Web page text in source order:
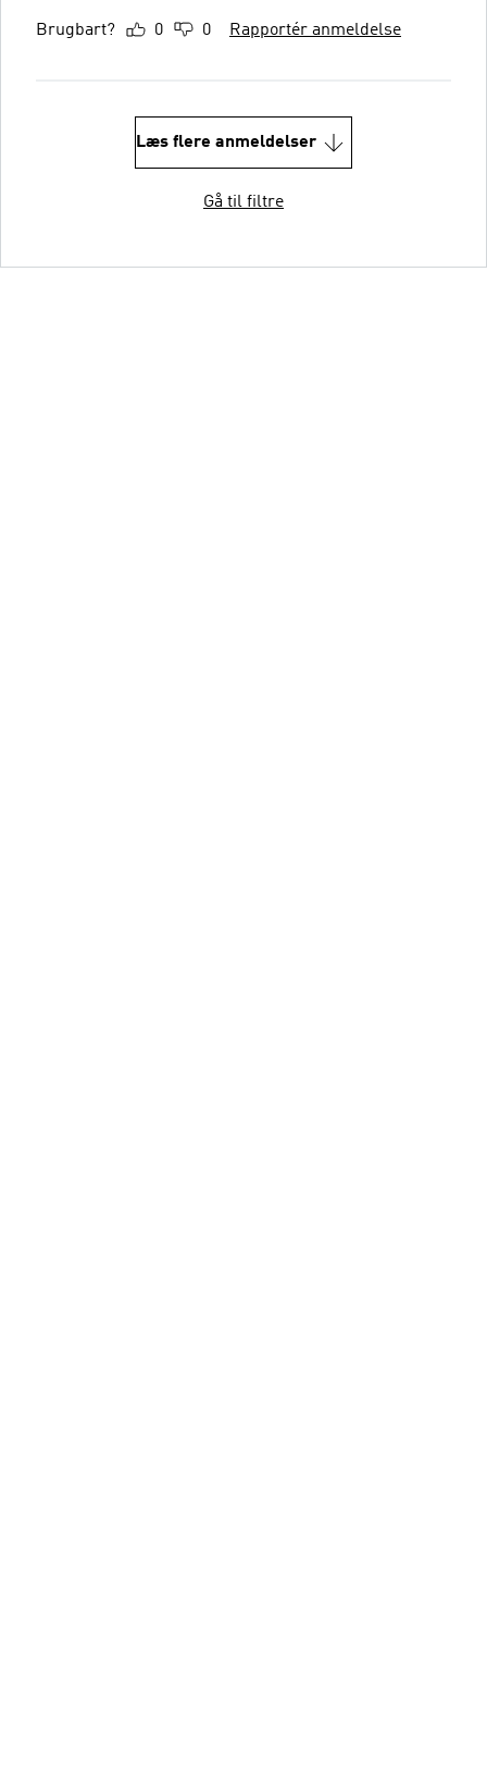
Brugbart? 0 0 Rapportér anmeldelse
Læs flere anmeldelser
Gå til filtre